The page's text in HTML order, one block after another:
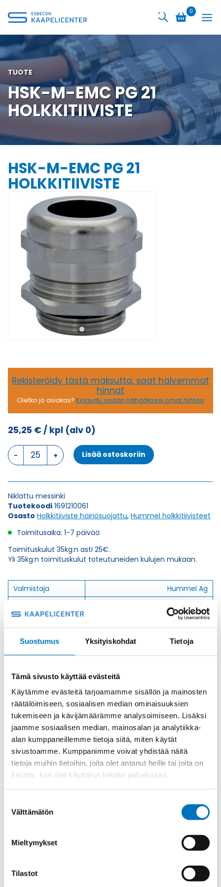
Suostumus Yksityiskohdat Tietoja
Tämä sivusto käyttää evästeitä
Käytämme evästeitä tarjoamamme sisällön ja mainosten
räätälöimiseen, sosiaalisen median ominaisuuksien
tukemiseen ja kävijämäärämme analysoimiseen. Lisäksi
jaamme sosiaalisen median, mainosalan ja analytiikka-
alan kumppaneillemme tietoja siitä, miten käytät
sivustoamme. Kumppanimme voivat yhdistää näitä
tietoja muihin tietoihin, joita olet antanut heille tai joita on
kerätty, kun olet käyttänyt heidän palvelujaan.
valinta
Välttämätön
Mieltymykset
Tilastot
sisältöön
0
TUOTE
HSK-M-EMC PG 21
HOLKKITIIVISTE
HSK-M-EMC PG 21
HOLKKITIIVISTE
Rekisteröidy tästä maksutta, saat halvemmat
hinnat
Oletko jo asiakas? Kirjaudu sisään nähdäksesi omat hintasi
25,25 €/ kpl (alv 0)
HSK-
M-
PG
HOLKKITIIVISTE
määrä
Lisää ostoskoriin
Niklattu messinki
Tuotekoodi 1691210061
Osasto Holkkitiiviste häiriösuojattu, Hummel holkkitiivisteet
Toimitusaika: 1-7 päivää
Toimituskulut 35kg:n asti 25€.
Yli 35kg:n toimituskulut toteutuneiden kulujen mukaan.
Valmistaja
Hummel Ag
24
12
Tuotenimi/Malli
HSK-M-EMC
Etim 7
EC000441
Kierre
PG.-long
Ulkokierre Ag
Normen
RoHS
Min [C]
Max [C]
Käyttölämpötila
'-40°C to +100°C
Avaimenkuva 1
30
Setrifikaatti Logot
UL;CSA;DNV-
GL;NEMA;Bahnzulassung;cUL
Halkasija Min.[Mm]
9